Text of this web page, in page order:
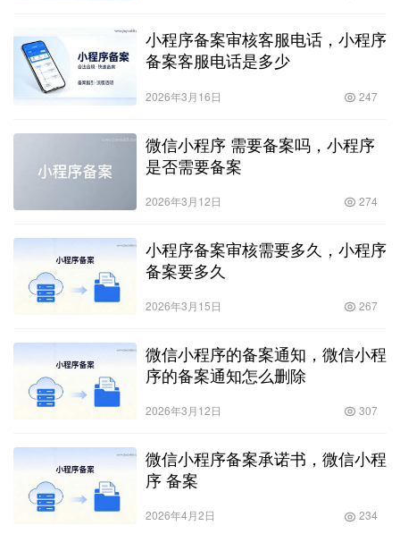
小程序备案审核客服电话，小程序
备案客服电话是多少
2026年3月16日 247
微信小程序 需要备案吗，小程序
是否需要备案
2026年3月12日 274
小程序备案审核需要多久，小程序
备案要多久
2026年3月15日 267
微信小程序的备案通知，微信小程
序的备案通知怎么删除
2026年3月12日 307
微信小程序备案承诺书，微信小程
序 备案
2026年4月2日 234